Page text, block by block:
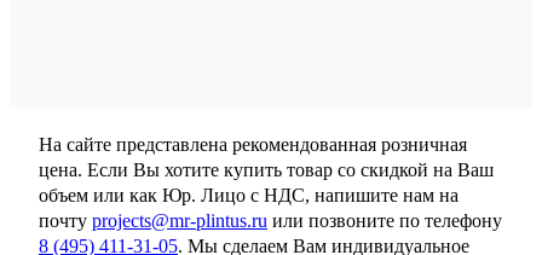
На сайте представлена рекомендованная розничная
цена. Если Вы хотите купить товар со скидкой на Ваш
объем или как Юр. Лицо с НДС, напишите нам на
почту projects@mr-plintus.ru или позвоните по телефону
8 (495) 411-31-05. Мы сделаем Вам индивидуальное